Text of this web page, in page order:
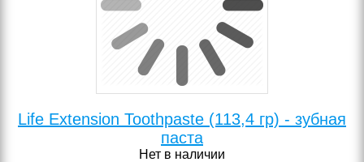
Life Extension Toothpaste (113,4 гр) - зубная
паста
Нет в наличии